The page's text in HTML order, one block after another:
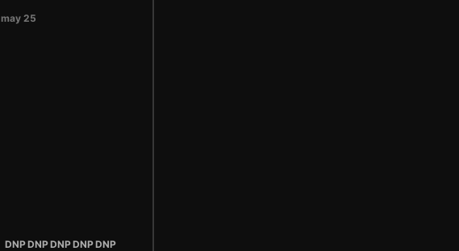
may 25
DNPDNPDNPDNPDNP